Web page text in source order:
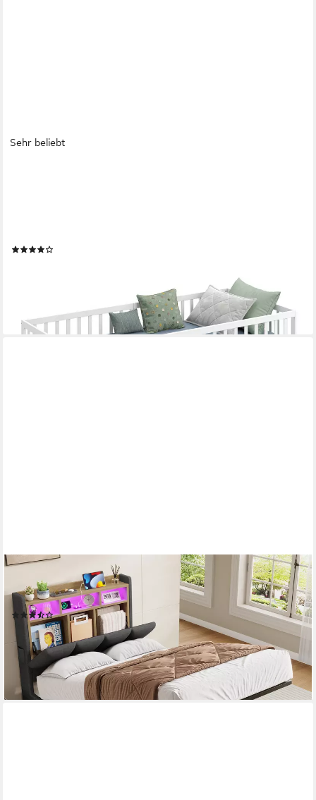
Sehr beliebt
lieferbar - in 2-3 Werktagen bei dir
Polsterbett mit LED Beleuchtung und Ladefunktion (1-tlg., Ohne
Matratze), Jugendbett Hydraulisches Stauraumbett, 90x200 cm
(50)
ab 219,99 € UVP 352,99 €
-38%
lieferbar - in 4-5 Werktagen bei dir